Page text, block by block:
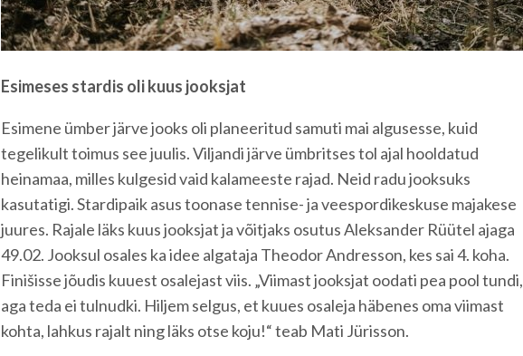
Esimeses stardis oli kuus jooksjat
Esimene ümber järve jooks oli planeeritud samuti mai algusesse, kuid
tegelikult toimus see juulis. Viljandi järve ümbritses tol ajal hooldatud
heinamaa, milles kulgesid vaid kalameeste rajad. Neid radu jooksuks
kasutatigi. Stardipaik asus toonase tennise- ja veespordikeskuse majakese
juures. Rajale läks kuus jooksjat ja võitjaks osutus Aleksander Rüütel ajaga
49.02. Jooksul osales ka idee algataja Theodor Andresson, kes sai 4. koha.
Finišisse jõudis kuuest osalejast viis. „Viimast jooksjat oodati pea pool tundi,
aga teda ei tulnudki. Hiljem selgus, et kuues osaleja häbenes oma viimast
kohta, lahkus rajalt ning läks otse koju!“ teab Mati Jürisson.